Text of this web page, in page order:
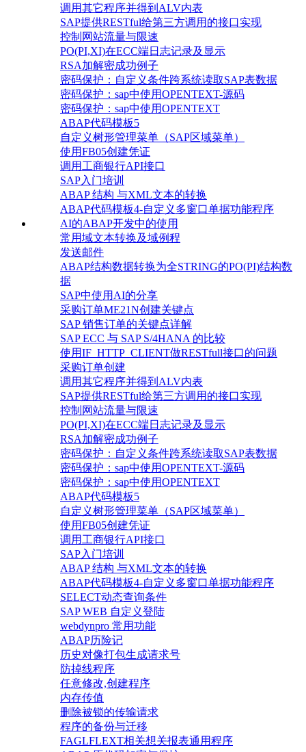
调用其它程序并得到ALV内表
SAP提供RESTful给第三方调用的接口实现
控制网站流量与限速
PO(PI,XI)在ECC端日志记录及显示
RSA加解密成功例子
密码保护：自定义条件跨系统读取SAP表数据
密码保护：sap中使用OPENTEXT-源码
密码保护：sap中使用OPENTEXT
ABAP代码模板5
自定义树形管理菜单（SAP区域菜单）
使用FB05创建凭证
调用工商银行API接口
SAP入门培训
ABAP 结构 与XML文本的转换
ABAP代码模板4-自定义多窗口单据功能程序
AI的ABAP开发中的使用
常用域文本转换及域例程
发送邮件
ABAP结构数据转换为全STRING的PO(PI)结构数
据
SAP中使用AI的分享
采购订单ME21N创建关键点
SAP 销售订单的关键点详解
SAP ECC 与 SAP S/4HANA 的比较
使用IF_HTTP_CLIENT做RESTfull接口的问题
采购订单创建
调用其它程序并得到ALV内表
SAP提供RESTful给第三方调用的接口实现
控制网站流量与限速
PO(PI,XI)在ECC端日志记录及显示
RSA加解密成功例子
密码保护：自定义条件跨系统读取SAP表数据
密码保护：sap中使用OPENTEXT-源码
密码保护：sap中使用OPENTEXT
ABAP代码模板5
自定义树形管理菜单（SAP区域菜单）
使用FB05创建凭证
调用工商银行API接口
SAP入门培训
ABAP 结构 与XML文本的转换
ABAP代码模板4-自定义多窗口单据功能程序
SELECT动态查询条件
SAP WEB 自定义登陆
webdynpro 常用功能
ABAP历险记
历史对像打包生成请求号
防掉线程序
任意修改,创建程序
内存传值
删除被锁的传输请求
程序的备份与迁移
FAGLFLEXT相关想关报表通用程序